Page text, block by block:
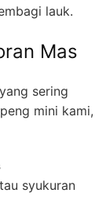
lauk.
Mas
sering
mini kami,
syukuran